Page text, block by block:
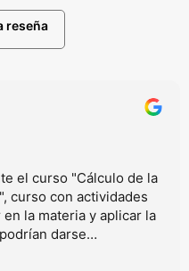
reseña
el curso "Cálculo de la
curso con actividades
la materia y aplicar la
darse